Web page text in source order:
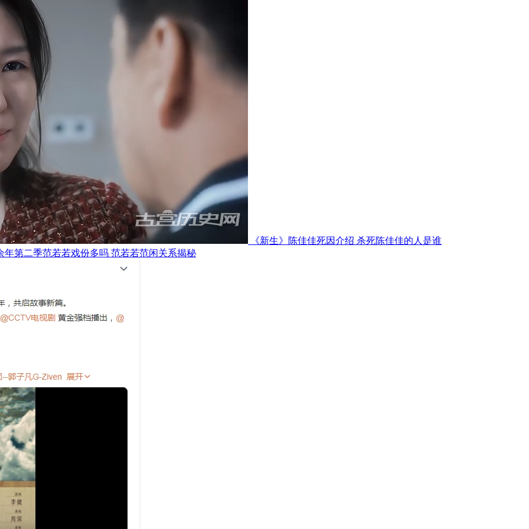
《新生》陈佳佳死因介绍 杀死陈佳佳的人是谁
年第二季范若若戏份多吗 范若若范闲关系揭秘